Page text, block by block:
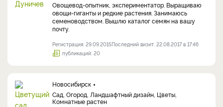
Овощевод-опытник, экспериментатор. Выращиваю
овощи-гиганты и редкие растения. Занимаюсь
семеноводством. Вышлю каталог семян на вашу
почту.
Регистрация: 29.09.2015Последний визит: 22.08.2017 в 17:46
публикаций: 20
Новосибирск
Сад, Огород, Ландшафтный дизайн, Цветы,
Комнатные растен